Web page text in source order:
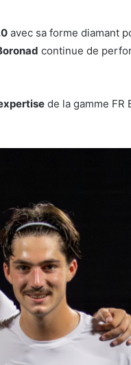
avec sa forme diamant
continue de
de la gamme FR